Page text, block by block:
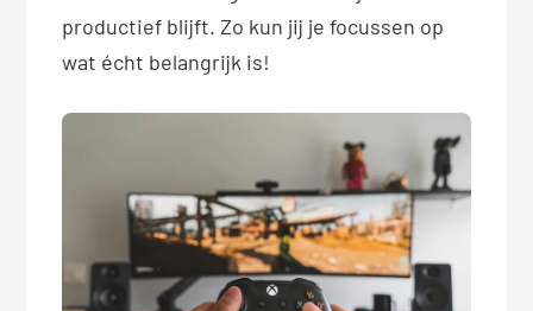
productief blijft. Zo kun jij je focussen op
wat écht belangrijk is!